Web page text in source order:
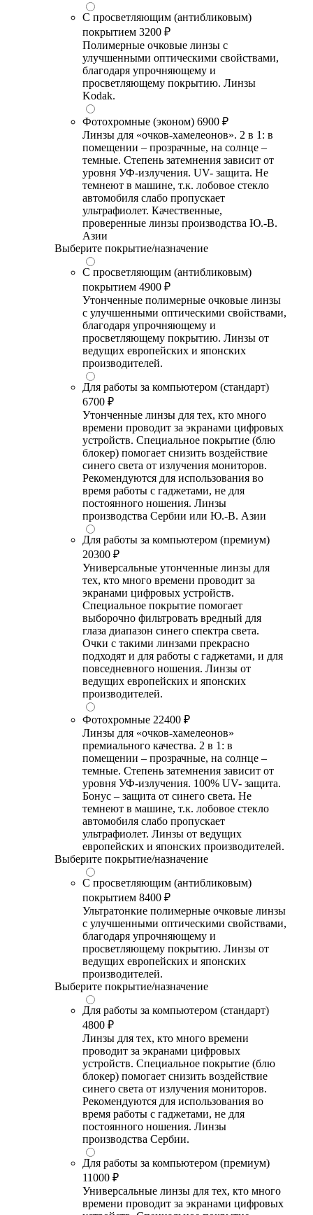
С просветляющим (антибликовым)
покрытием 3200 ₽
Полимерные очковые линзы с
улучшенными оптическими свойствами,
благодаря упрочняющему и
просветляющему покрытию. Линзы
Kodak.
Фотохромные (эконом) 6900 ₽
Линзы для «очков-хамелеонов». 2 в 1: в
помещении – прозрачные, на солнце –
темные. Степень затемнения зависит от
уровня УФ-излучения. UV- защита. Не
темнеют в машине, т.к. лобовое стекло
автомобиля слабо пропускает
ультрафиолет. Качественные,
проверенные линзы производства Ю.-В.
Азии
Выберите покрытие/назначение
С просветляющим (антибликовым)
покрытием 4900 ₽
Утонченные полимерные очковые линзы
с улучшенными оптическими свойствами,
благодаря упрочняющему и
просветляющему покрытию. Линзы от
ведущих европейских и японских
производителей.
Для работы за компьютером (стандарт)
6700 ₽
Утонченные линзы для тех, кто много
времени проводит за экранами цифровых
устройств. Специальное покрытие (блю
блокер) помогает снизить воздействие
синего света от излучения мониторов.
Рекомендуются для использования во
время работы с гаджетами, не для
постоянного ношения. Линзы
производства Сербии или Ю.-В. Азии
Для работы за компьютером (премиум)
20300 ₽
Универсальные утонченные линзы для
тех, кто много времени проводит за
экранами цифровых устройств.
Специальное покрытие помогает
выборочно фильтровать вредный для
глаза диапазон синего спектра света.
Очки с такими линзами прекрасно
подходят и для работы с гаджетами, и для
повседневного ношения. Линзы от
ведущих европейских и японских
производителей.
Фотохромные 22400 ₽
Линзы для «очков-хамелеонов»
премиального качества. 2 в 1: в
помещении – прозрачные, на солнце –
темные. Степень затемнения зависит от
уровня УФ-излучения. 100% UV- защита.
Бонус – защита от синего света. Не
темнеют в машине, т.к. лобовое стекло
автомобиля слабо пропускает
ультрафиолет. Линзы от ведущих
европейских и японских производителей.
Выберите покрытие/назначение
С просветляющим (антибликовым)
покрытием 8400 ₽
Ультратонкие полимерные очковые линзы
с улучшенными оптическими свойствами,
благодаря упрочняющему и
просветляющему покрытию. Линзы от
ведущих европейских и японских
производителей.
Выберите покрытие/назначение
Для работы за компьютером (стандарт)
4800 ₽
Линзы для тех, кто много времени
проводит за экранами цифровых
устройств. Специальное покрытие (блю
блокер) помогает снизить воздействие
синего света от излучения мониторов.
Рекомендуются для использования во
время работы с гаджетами, не для
постоянного ношения. Линзы
производства Сербии.
Для работы за компьютером (премиум)
11000 ₽
Универсальные линзы для тех, кто много
времени проводит за экранами цифровых